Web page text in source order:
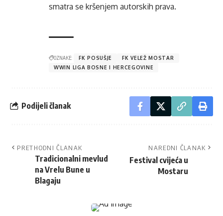
smatra se kršenjem autorskih prava.
OZNAKE: FK POSUŠJE
FK VELEŽ MOSTAR
WWIN LIGA BOSNE I HERCEGOVINE
Podijeli članak
PRETHODNI ČLANAK
Tradicionalni mevlud
na Vrelu Bune u
Blagaju
NAREDNI ČLANAK
Festival cvijeća u
Mostaru